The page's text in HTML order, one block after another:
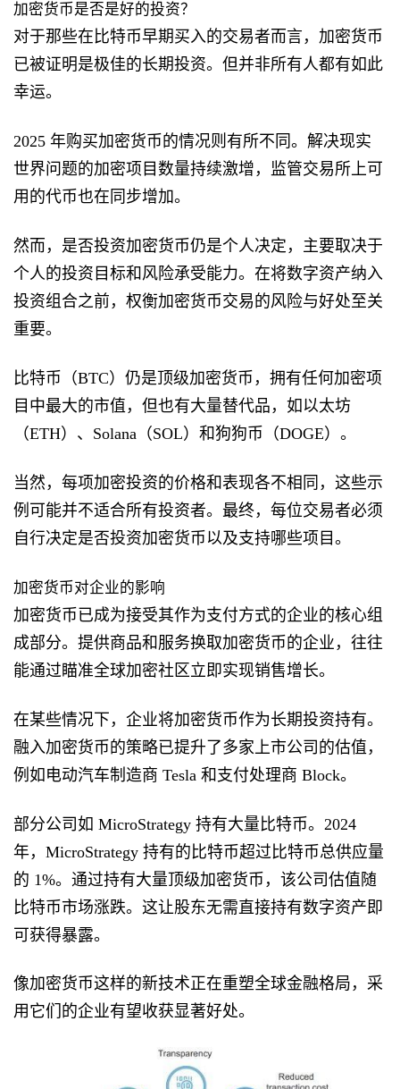
加密货币是否是好的投资？
对于那些在比特币早期买入的交易者而言，加密货币
已被证明是极佳的长期投资。但并非所有人都有如此
幸运。
2025 年购买加密货币的情况则有所不同。解决现实
世界问题的加密项目数量持续激增，监管交易所上可
用的代币也在同步增加。
然而，是否投资加密货币仍是个人决定，主要取决于
个人的投资目标和风险承受能力。在将数字资产纳入
投资组合之前，权衡加密货币交易的风险与好处至关
重要。
比特币（BTC）仍是顶级加密货币，拥有任何加密项
目中最大的市值，但也有大量替代品，如以太坊
（ETH）、Solana（SOL）和狗狗币（DOGE）。
当然，每项加密投资的价格和表现各不相同，这些示
例可能并不适合所有投资者。最终，每位交易者必须
自行决定是否投资加密货币以及支持哪些项目。
加密货币对企业的影响
加密货币已成为接受其作为支付方式的企业的核心组
成部分。提供商品和服务换取加密货币的企业，往往
能通过瞄准全球加密社区立即实现销售增长。
在某些情况下，企业将加密货币作为长期投资持有。
融入加密货币的策略已提升了多家上市公司的估值，
例如电动汽车制造商 Tesla 和支付处理商 Block。
部分公司如 MicroStrategy 持有大量比特币。2024
年，MicroStrategy 持有的比特币超过比特币总供应量
的 1%。通过持有大量顶级加密货币，该公司估值随
比特币市场涨跌。这让股东无需直接持有数字资产即
可获得暴露。
像加密货币这样的新技术正在重塑全球金融格局，采
用它们的企业有望收获显著好处。